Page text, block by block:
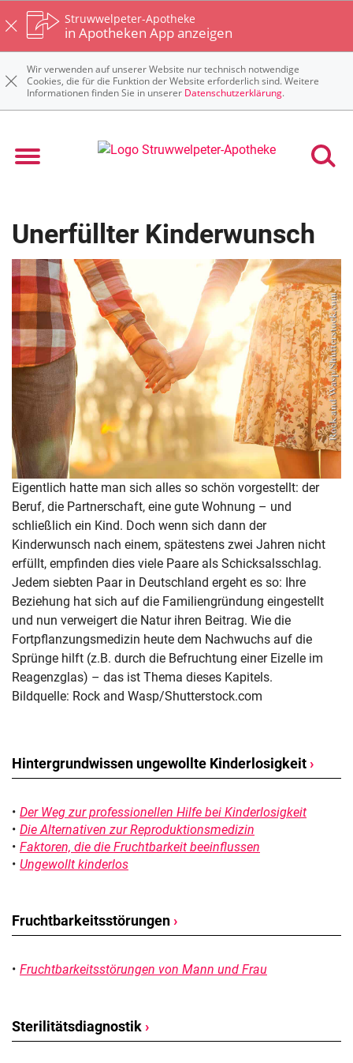
Struwwelpeter-Apotheke
in Apotheken App anzeigen
Wir verwenden auf unserer Website nur technisch notwendige
Cookies, die für die Funktion der Website erforderlich sind. Weitere
Informationen finden Sie in unserer Datenschutzerklärung.
Unerfüllter Kinderwunsch
Eigentlich hatte man sich alles so schön vorgestellt: der
Beruf, die Partnerschaft, eine gute Wohnung – und
schließlich ein Kind. Doch wenn sich dann der
Kinderwunsch nach einem, spätestens zwei Jahren nicht
erfüllt, empfinden dies viele Paare als Schicksalsschlag.
Jedem siebten Paar in Deutschland ergeht es so: Ihre
Beziehung hat sich auf die Familiengründung eingestellt
und nun verweigert die Natur ihren Beitrag. Wie die
Fortpflanzungsmedizin heute dem Nachwuchs auf die
Sprünge hilft (z.B. durch die Befruchtung einer Eizelle im
Reagenzglas) – das ist Thema dieses Kapitels.
Bildquelle: Rock and Wasp/Shutterstock.com
Hintergrundwissen ungewollte Kinderlosigkeit ›
Der Weg zur professionellen Hilfe bei Kinderlosigkeit
Die Alternativen zur Reproduktionsmedizin
Faktoren, die die Fruchtbarkeit beeinflussen
Ungewollt kinderlos
Fruchtbarkeitsstörungen ›
Fruchtbarkeitsstörungen von Mann und Frau
Sterilitätsdiagnostik ›